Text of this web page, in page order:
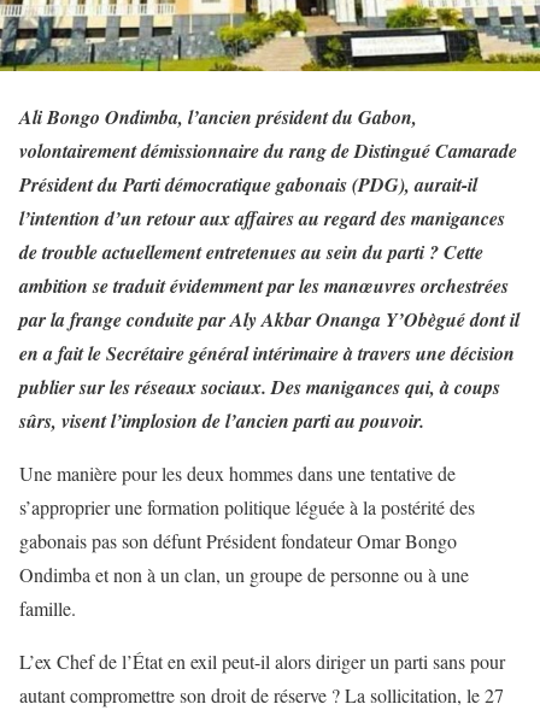
Ali Bongo Ondimba, l’ancien président du Gabon,
volontairement démissionnaire du rang de Distingué Camarade
Président du Parti démocratique gabonais (PDG), aurait-il
l’intention d’un retour aux affaires au regard des manigances
de trouble actuellement entretenues au sein du parti ? Cette
ambition se traduit évidemment par les manœuvres orchestrées
par la frange conduite par Aly Akbar Onanga Y’Obègué dont il
en a fait le Secrétaire général intérimaire à travers une décision
publier sur les réseaux sociaux. Des manigances qui, à coups
sûrs, visent l’implosion de l’ancien parti au pouvoir.
Une manière pour les deux hommes dans une tentative de
s’approprier une formation politique léguée à la postérité des
gabonais pas son défunt Président fondateur Omar Bongo
Ondimba et non à un clan, un groupe de personne ou à une
famille.
L’ex Chef de l’État en exil peut-il alors diriger un parti sans pour
autant compromettre son droit de réserve ? La sollicitation, le 27